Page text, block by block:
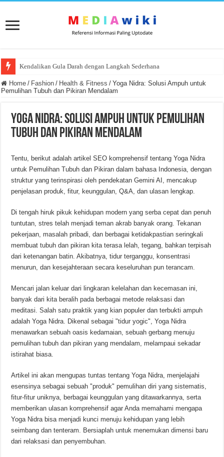
Kendalikan Gula Darah dengan Langkah Sederhana
Home / Fashion / Health & Fitness / Yoga Nidra: Solusi Ampuh untuk
Pemulihan Tubuh dan Pikiran Mendalam
Yoga Nidra: Solusi Ampuh untuk Pemulihan
Tubuh dan Pikiran Mendalam
Tentu, berikut adalah artikel SEO komprehensif tentang Yoga Nidra
untuk Pemulihan Tubuh dan Pikiran dalam bahasa Indonesia, dengan
struktur yang terinspirasi oleh pendekatan Gemini AI, mencakup
penjelasan produk, fitur, keunggulan, Q&A, dan ulasan lengkap.
Di tengah hiruk pikuk kehidupan modern yang serba cepat dan penuh
tuntutan, stres telah menjadi teman akrab banyak orang. Tekanan
pekerjaan, masalah pribadi, dan berbagai ketidakpastian seringkali
membuat tubuh dan pikiran kita terasa lelah, tegang, bahkan terpisah
dari ketenangan batin. Akibatnya, tidur terganggu, konsentrasi
menurun, dan kesejahteraan secara keseluruhan pun terancam.
Mencari jalan keluar dari lingkaran kelelahan dan kecemasan ini,
banyak dari kita beralih pada berbagai metode relaksasi dan
meditasi. Salah satu praktik yang kian populer dan terbukti ampuh
adalah Yoga Nidra. Dikenal sebagai "tidur yogic", Yoga Nidra
menawarkan sebuah oasis kedamaian, sebuah gerbang menuju
pemulihan tubuh dan pikiran yang mendalam, melampaui sekadar
istirahat biasa.
Artikel ini akan mengupas tuntas tentang Yoga Nidra, menjelajahi
esensinya sebagai sebuah "produk" pemulihan diri yang sistematis,
fitur-fitur uniknya, berbagai keunggulan yang ditawarkannya, serta
memberikan ulasan komprehensif agar Anda memahami mengapa
Yoga Nidra bisa menjadi kunci menuju kehidupan yang lebih
seimbang dan tenteram. Bersiaplah untuk menemukan dimensi baru
dari relaksasi dan penyembuhan.